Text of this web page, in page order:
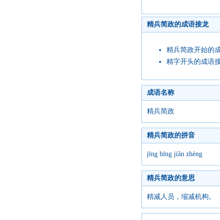
精兵简政的成语接龙
精兵简政开始的
精字开头的成语
成语名称
精兵简政
精兵简政的拼音
jīng bīng jiǎn zhèng
精兵简政的意思
精减人员，缩减机构。